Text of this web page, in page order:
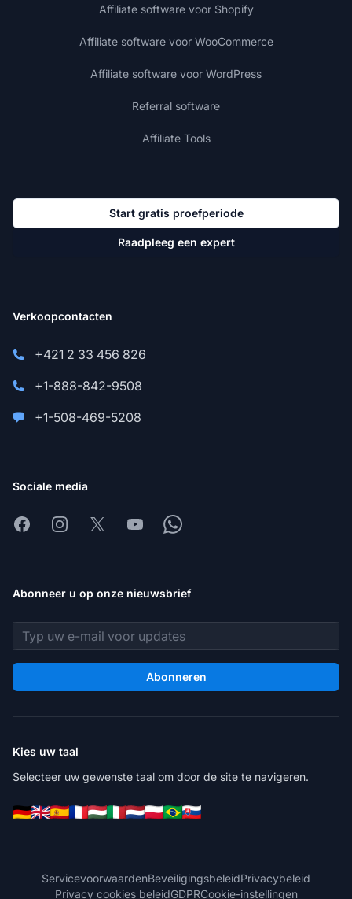
Affiliate software voor Shopify
Affiliate software voor WooCommerce
Affiliate software voor WordPress
Referral software
Affiliate Tools
Start gratis proefperiode
Raadpleeg een expert
Verkoopcontacten
+421 2 33 456 826
+1-888-842-9508
+1-508-469-5208
Sociale media
FacebookInstagram
X YoutubeWhatsapp
Abonneer u op onze nieuwsbrief
E-mailadres
Abonneren
Kies uw taal
Selecteer uw gewenste taal om door de site te navigeren.
ServicevoorwaardenBeveiligingsbeleidPrivacybeleid
Privacy cookies beleidGDPRCookie-instellingen